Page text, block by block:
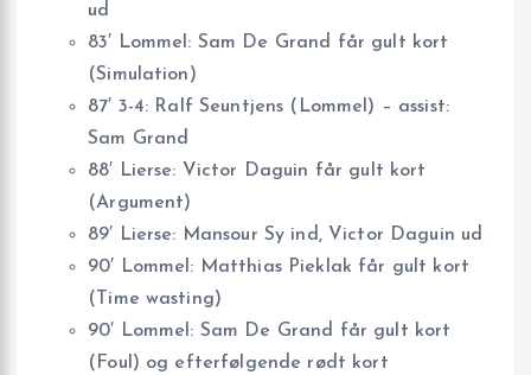
ud
83′ Lommel: Sam De Grand får gult kort
(Simulation)
87′ 3-4: Ralf Seuntjens (Lommel) – assist:
Sam Grand
88′ Lierse: Victor Daguin får gult kort
(Argument)
89′ Lierse: Mansour Sy ind, Victor Daguin ud
90′ Lommel: Matthias Pieklak får gult kort
(Time wasting)
90′ Lommel: Sam De Grand får gult kort
(Foul) og efterfølgende rødt kort